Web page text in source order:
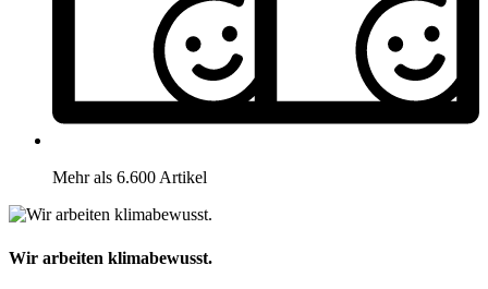
Mehr als 6.600 Artikel
Wir arbeiten klimabewusst.